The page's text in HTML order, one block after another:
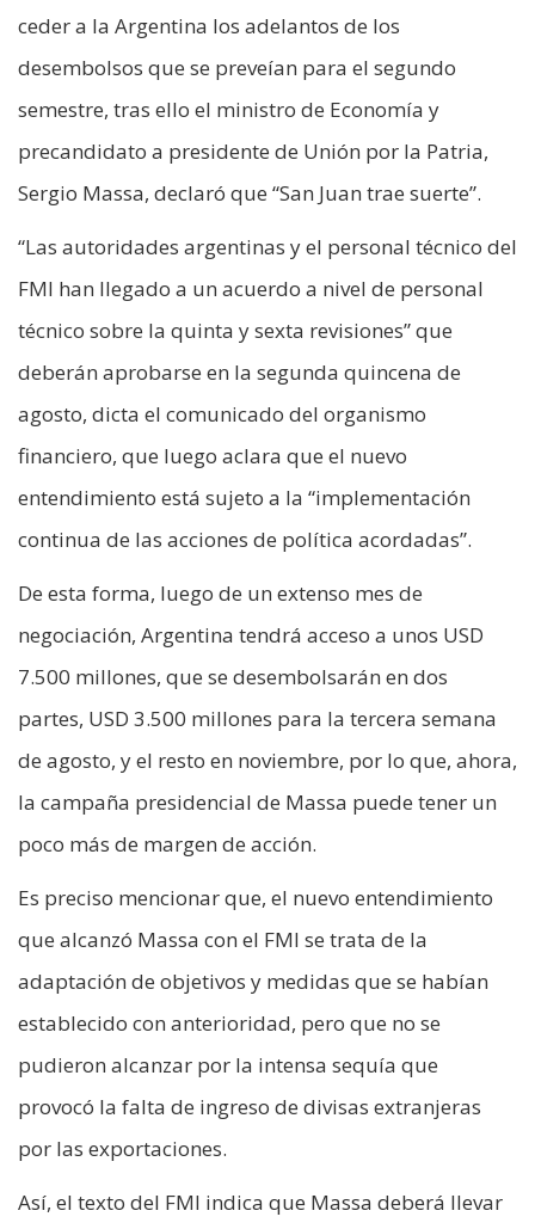
ceder a la Argentina los adelantos de los
desembolsos que se preveían para el segundo
semestre, tras ello el ministro de Economía y
precandidato a presidente de Unión por la Patria,
Sergio Massa, declaró que “San Juan trae suerte”.
“Las autoridades argentinas y el personal técnico del
FMI han llegado a un acuerdo a nivel de personal
técnico sobre la quinta y sexta revisiones” que
deberán aprobarse en la segunda quincena de
agosto, dicta el comunicado del organismo
financiero, que luego aclara que el nuevo
entendimiento está sujeto a la “implementación
continua de las acciones de política acordadas”.
De esta forma, luego de un extenso mes de
negociación, Argentina tendrá acceso a unos USD
7.500 millones, que se desembolsarán en dos
partes, USD 3.500 millones para la tercera semana
de agosto, y el resto en noviembre, por lo que, ahora,
la campaña presidencial de Massa puede tener un
poco más de margen de acción.
Es preciso mencionar que, el nuevo entendimiento
que alcanzó Massa con el FMI se trata de la
adaptación de objetivos y medidas que se habían
establecido con anterioridad, pero que no se
pudieron alcanzar por la intensa sequía que
provocó la falta de ingreso de divisas extranjeras
por las exportaciones.
Así, el texto del FMI indica que Massa deberá llevar